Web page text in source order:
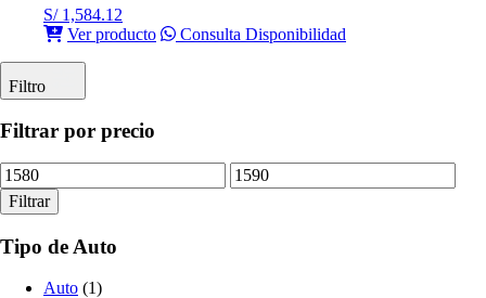
S/1,584.12
Ver producto
Consulta Disponibilidad
Filtro
Filtrar por precio
Precio
mínimo
Precio
máximo
Filtrar
Tipo de Auto
Auto (1)